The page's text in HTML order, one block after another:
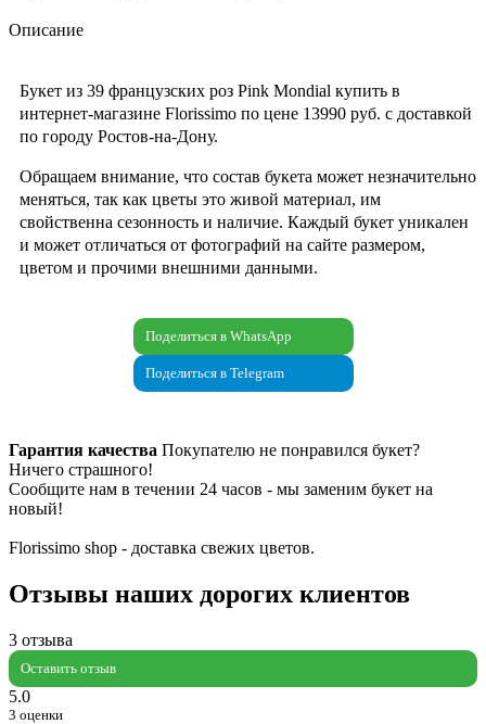
Описание
Букет из 39 французских роз Pink Mondial купить в
интернет-магазине Florissimo по цене 13990 руб. с доставкой
по городу Ростов-на-Дону.
Обращаем внимание, что состав букета может незначительно
меняться, так как цветы это живой материал, им
свойственна сезонность и наличие. Каждый букет уникален
и может отличаться от фотографий на сайте размером,
цветом и прочими внешними данными.
Поделиться в WhatsApp
Поделиться в Telegram
Гарантия качества Покупателю не понравился букет?
Ничего страшного!
Сообщите нам в течении 24 часов - мы заменим букет на
новый!
Florissimo shop - доставка свежих цветов.
Отзывы наших дорогих клиентов
3 отзыва
Оставить отзыв
5.0
3 оценки